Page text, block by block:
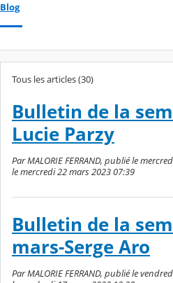
Blog
Tous les articles (30)
Bulletin de la
Lucie Parzy
Par MALORIE FERRAND, publié le
le mercredi 22 mars 2023 07:39
Bulletin de la
mars-Serge Aro
Par MALORIE FERRAND, publié le